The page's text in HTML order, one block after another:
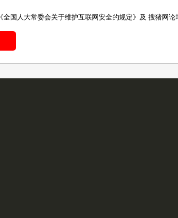
《全国人大常委会关于维护互联网安全的规定》 及 搜猪网论